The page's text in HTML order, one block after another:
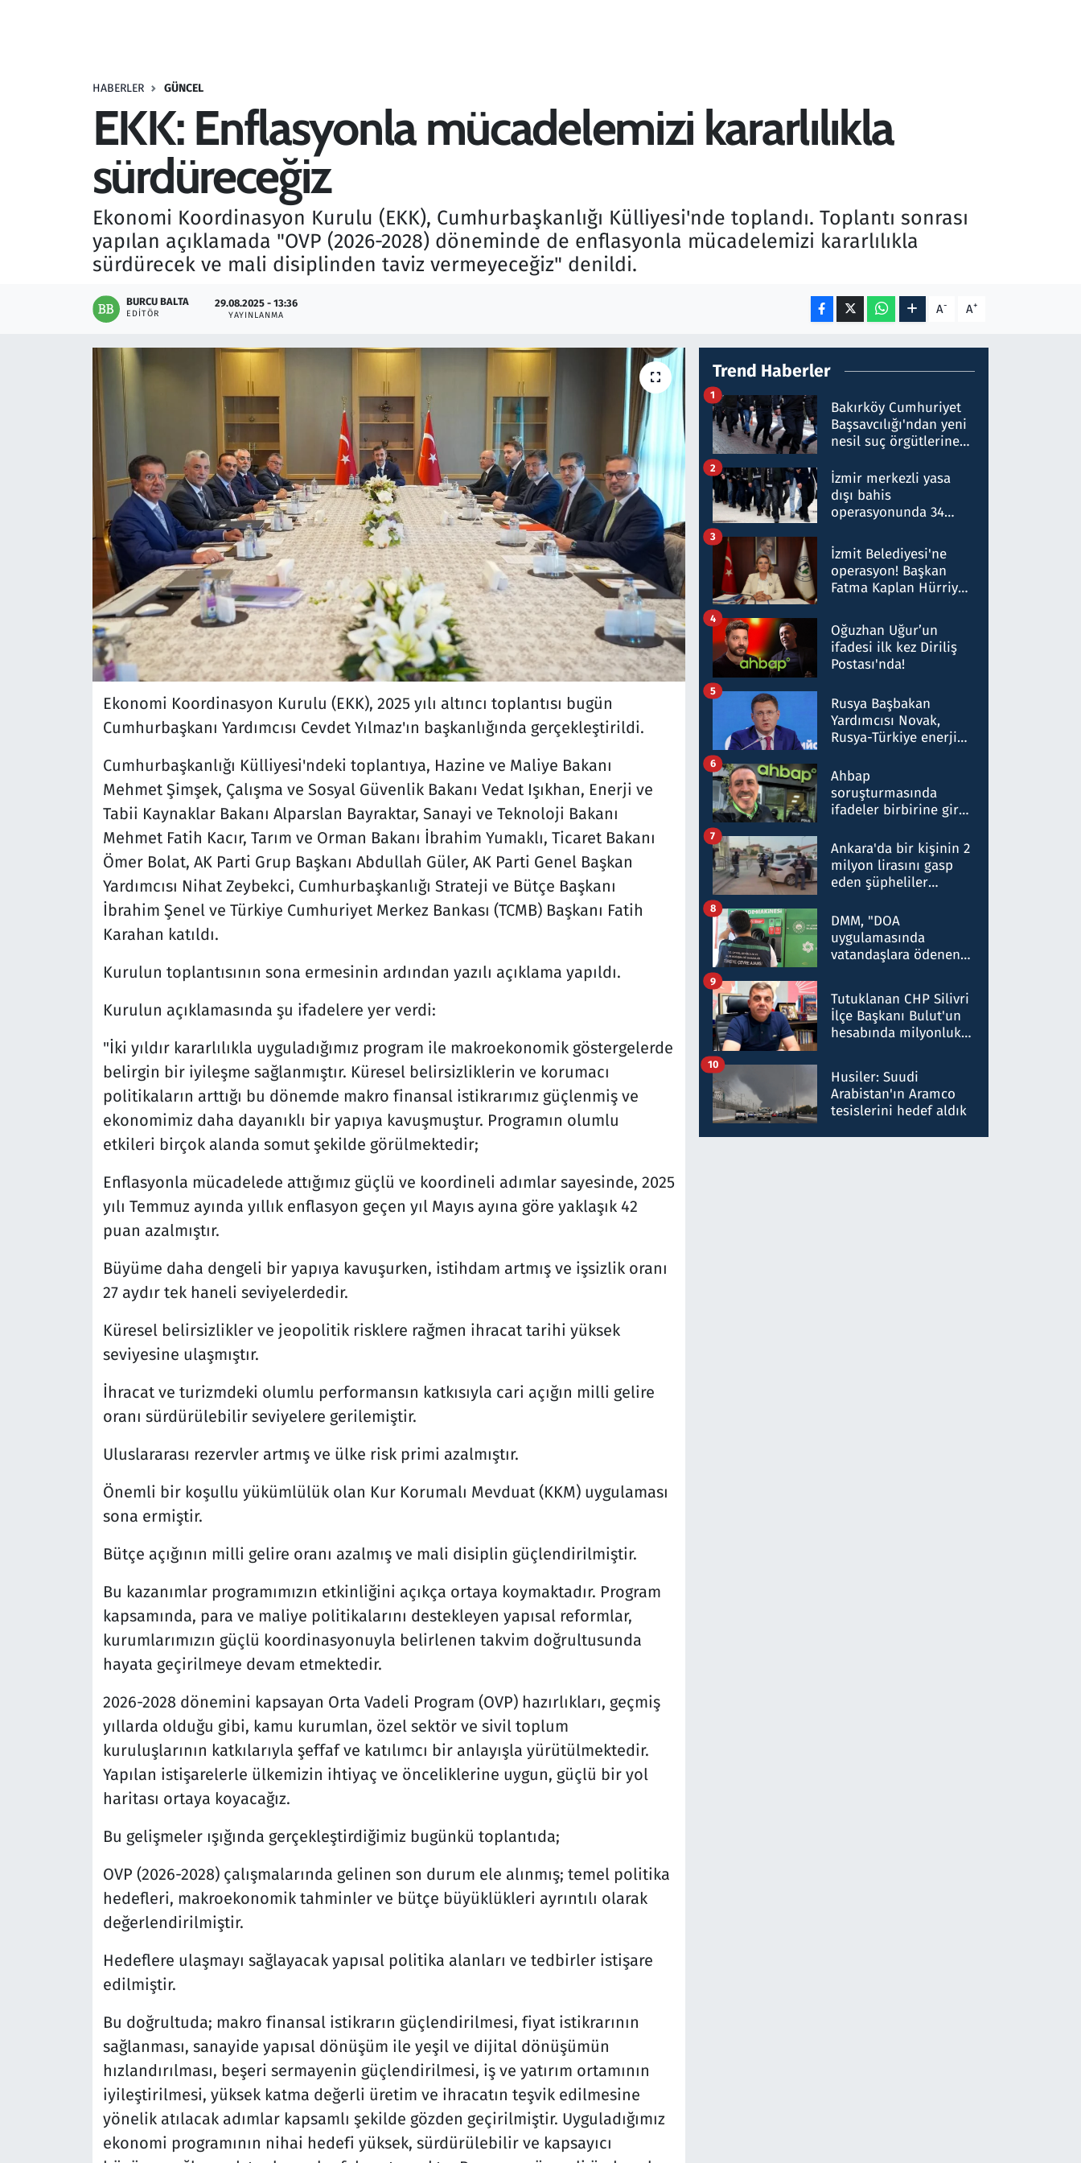
HABERLER GÜNCEL
EKK: Enflasyonla mücadelemizi kararlılıkla
sürdüreceğiz
Ekonomi Koordinasyon Kurulu (EKK), Cumhurbaşkanlığı Külliyesi'nde toplandı. Toplantı sonrası
yapılan açıklamada "OVP (2026-2028) döneminde de enflasyonla mücadelemizi kararlılıkla
sürdürecek ve mali disiplinden taviz vermeyeceğiz" denildi.
BURCU BALTA
EDITÖR
29.08.2025 - 13:36
YAYINLANMA A- A+
Ekonomi Koordinasyon Kurulu (EKK), 2025 yılı altıncı toplantısı bugün
Cumhurbaşkanı Yardımcısı Cevdet Yılmaz'ın başkanlığında gerçekleştirildi.
Cumhurbaşkanlığı Külliyesi'ndeki toplantıya, Hazine ve Maliye Bakanı
Mehmet Şimşek, Çalışma ve Sosyal Güvenlik Bakanı Vedat Işıkhan, Enerji ve
Tabii Kaynaklar Bakanı Alparslan Bayraktar, Sanayi ve Teknoloji Bakanı
Mehmet Fatih Kacır, Tarım ve Orman Bakanı İbrahim Yumaklı, Ticaret Bakanı
Ömer Bolat, AK Parti Grup Başkanı Abdullah Güler, AK Parti Genel Başkan
Yardımcısı Nihat Zeybekci, Cumhurbaşkanlığı Strateji ve Bütçe Başkanı
İbrahim Şenel ve Türkiye Cumhuriyet Merkez Bankası (TCMB) Başkanı Fatih
Karahan katıldı.
Kurulun toplantısının sona ermesinin ardından yazılı açıklama yapıldı.
Kurulun açıklamasında şu ifadelere yer verdi:
"İki yıldır kararlılıkla uyguladığımız program ile makroekonomik göstergelerde
belirgin bir iyileşme sağlanmıştır. Küresel belirsizliklerin ve korumacı
politikaların arttığı bu dönemde makro finansal istikrarımız güçlenmiş ve
ekonomimiz daha dayanıklı bir yapıya kavuşmuştur. Programın olumlu
etkileri birçok alanda somut şekilde görülmektedir;
Enflasyonla mücadelede attığımız güçlü ve koordineli adımlar sayesinde, 2025
yılı Temmuz ayında yıllık enflasyon geçen yıl Mayıs ayına göre yaklaşık 42
puan azalmıştır.
Büyüme daha dengeli bir yapıya kavuşurken, istihdam artmış ve işsizlik oranı
27 aydır tek haneli seviyelerdedir.
Küresel belirsizlikler ve jeopolitik risklere rağmen ihracat tarihi yüksek
seviyesine ulaşmıştır.
İhracat ve turizmdeki olumlu performansın katkısıyla cari açığın milli gelire
oranı sürdürülebilir seviyelere gerilemiştir.
Uluslararası rezervler artmış ve ülke risk primi azalmıştır.
Önemli bir koşullu yükümlülük olan Kur Korumalı Mevduat (KKM) uygulaması
sona ermiştir.
Bütçe açığının milli gelire oranı azalmış ve mali disiplin güçlendirilmiştir.
Bu kazanımlar programımızın etkinliğini açıkça ortaya koymaktadır. Program
kapsamında, para ve maliye politikalarını destekleyen yapısal reformlar,
kurumlarımızın güçlü koordinasyonuyla belirlenen takvim doğrultusunda
hayata geçirilmeye devam etmektedir.
2026-2028 dönemini kapsayan Orta Vadeli Program (OVP) hazırlıkları, geçmiş
yıllarda olduğu gibi, kamu kurumlan, özel sektör ve sivil toplum
kuruluşlarının katkılarıyla şeffaf ve katılımcı bir anlayışla yürütülmektedir.
Yapılan istişarelerle ülkemizin ihtiyaç ve önceliklerine uygun, güçlü bir yol
haritası ortaya koyacağız.
Bu gelişmeler ışığında gerçekleştirdiğimiz bugünkü toplantıda;
OVP (2026-2028) çalışmalarında gelinen son durum ele alınmış; temel politika
hedefleri, makroekonomik tahminler ve bütçe büyüklükleri ayrıntılı olarak
değerlendirilmiştir.
Hedeflere ulaşmayı sağlayacak yapısal politika alanları ve tedbirler istişare
edilmiştir.
Bu doğrultuda; makro finansal istikrarın güçlendirilmesi, fiyat istikrarının
sağlanması, sanayide yapısal dönüşüm ile yeşil ve dijital dönüşümün
hızlandırılması, beşeri sermayenin güçlendirilmesi, iş ve yatırım ortamının
iyileştirilmesi, yüksek katma değerli üretim ve ihracatın teşvik edilmesine
yönelik atılacak adımlar kapsamlı şekilde gözden geçirilmiştir. Uyguladığımız
ekonomi programının nihai hedefi yüksek, sürdürülebilir ve kapsayıcı
Trend Haberler
Bakırköy Cumhuriyet
Başsavcılığı'ndan yeni
nesil suç örgütlerine
hakkında gözaltı kararı
1
İzmir merkezli yasa
dışı bahis
operasyonunda 34
Milyar liralık para
trafiği tespit edildi
2
İzmit Belediyesi'ne
operasyon! Başkan
Fatma Kaplan Hürriyet
3
Oğuzhan Uğur’un
ifadesi ilk kez Diriliş
Postası'nda!
4
Rusya Başbakan
Yardımcısı Novak,
Rusya-Türkiye enerji
nitelikte olduğunu
belirtti
5
Ahbap
soruşturmasında
ifadeler birbirine girdi:
ifadelerinden ortaya
çıkan tablo şok etti
6
Ankara'da bir kişinin 2
milyon lirasını gasp
eden şüpheliler
7
DMM, "DOA
uygulamasında
vatandaşlara ödenen
düşürüldüğü" iddiasını
yalanladı
8
Tutuklanan CHP Silivri
İlçe Başkanı Bulut'un
hesabında milyonluk
talimat verdi, ben
gönderdim
9
Husiler: Suudi
Arabistan'ın Aramco
tesislerini hedef aldık
10
Savunma Sanayi
Televizyon